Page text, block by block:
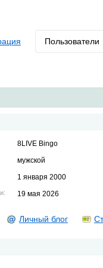
Пользователи
8LIVE Bingo
мужской
1 января 2000
19 мая 2026
Личный блог